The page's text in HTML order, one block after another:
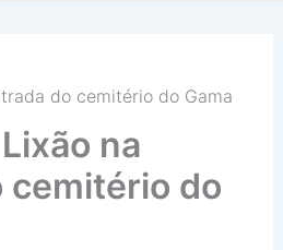
do cemitério do Gama
na
cemitério do